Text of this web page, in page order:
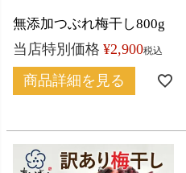
無添加つぶれ梅干し800g
当店特別価格 ¥2,900税込
商品詳細を見る